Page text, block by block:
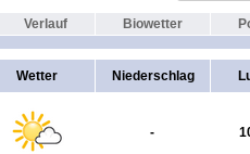
Verlauf Biowetter
Wetter Niederschlag
-